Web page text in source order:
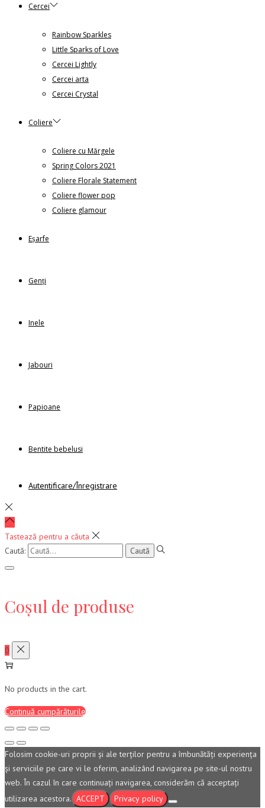
Cercei
Rainbow Sparkles
Little Sparks of Love
Cercei Lightly
Cercei arta
Cercei Crystal
Coliere
Coliere cu Mărgele
Spring Colors 2021
Coliere Florale Statement
Coliere flower pop
Coliere glamour
Eșarfe
Genți
Inele
Jabouri
Papioane
Bentite bebelusi
Autentificare/Înregistrare
Tastează pentru a căuta
Caută:
Coșul de produse
0
No products in the cart.
Continuă cumpărăturile
Folosim cookie-uri proprii şi ale terţilor pentru a îmbunătăţi experienţa
şi serviciile pe care vi le oferim, analizând navigarea pe site-ul nostru
web. În cazul în care continuaţi navigarea, considerăm că acceptaţi
utilizarea acestora. ACCEPT Privacy policy